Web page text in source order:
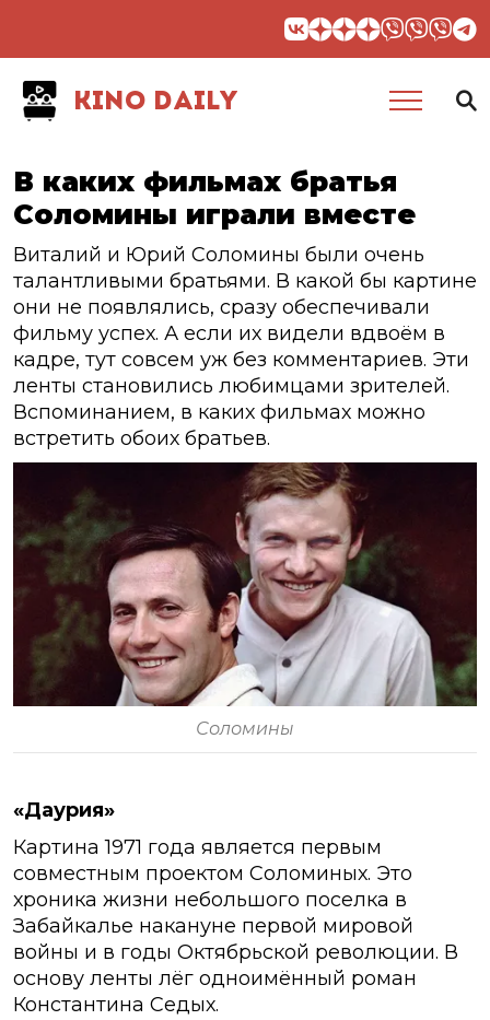
KINO DAILY
В каких фильмах братья
Соломины играли вместе
Виталий и Юрий Соломины были очень
талантливыми братьями. В какой бы картине
они не появлялись, сразу обеспечивали
фильму успех. А если их видели вдвоём в
кадре, тут совсем уж без комментариев. Эти
ленты становились любимцами зрителей.
Вспоминанием, в каких фильмах можно
встретить обоих братьев.
Соломины
«Даурия»
Картина 1971 года является первым
совместным проектом Соломиных. Это
хроника жизни небольшого поселка в
Забайкалье накануне первой мировой
войны и в годы Октябрьской революции. В
основу ленты лёг одноимённый роман
Константина Седых.